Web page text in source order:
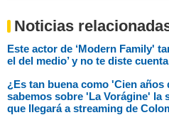
Noticias
Este actor de ‘Modern Family'
el del medio’ y no te diste cuenta
¿Es tan buena como 'Cien
sabemos sobre 'La Vorágine' la
que llegará a streaming de